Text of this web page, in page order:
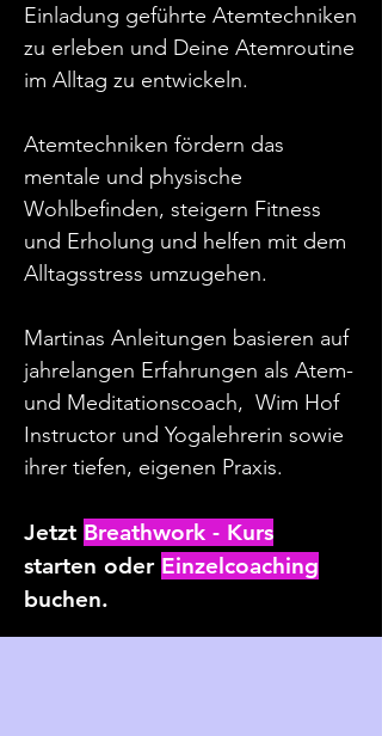
Einladung geführte Atemtechniken
zu erleben und Deine Atemroutine
im Alltag zu entwickeln.
Atemtechniken fördern das
mentale und physische
Wohlbefinden, steigern Fitness
und Erholung und helfen mit dem
Alltagsstress umzugehen.
Martinas Anleitungen basieren auf
jahrelangen Erfahrungen als Atem-
und Meditationscoach, Wim Hof
Instructor und Yogalehrerin sowie
ihrer tiefen, eigenen Praxis.
Jetzt Breathwork - Kurs
starten oder Einzelcoaching
buchen.